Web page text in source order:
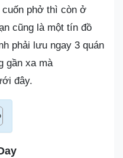
cuốn phở thì còn ở
cũng là một tín đồ
phải lưu ngay 3 quán
gần xa mà
đây.